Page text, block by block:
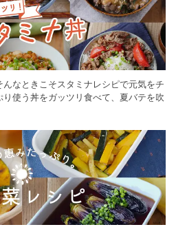
なときこそスタミナレシピで元気をチ
使う丼をガッツリ食べて、夏バテを吹